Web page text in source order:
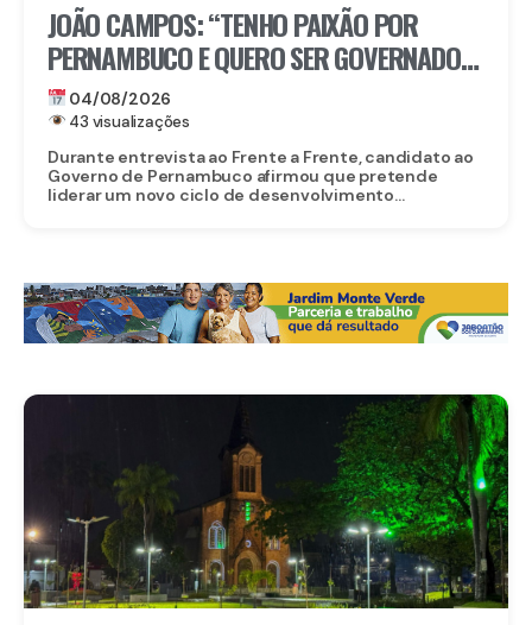
JOÃO CAMPOS: “TENHO PAIXÃO POR
PERNAMBUCO E QUERO SER GOVERNADOR
PARA CUIDAR DE VERDADE PELO POVO”
04/08/2026
43 visualizações
Durante entrevista ao Frente a Frente, candidato ao
Governo de Pernambuco afirmou que pretende
liderar um novo ciclo de desenvolvimento...